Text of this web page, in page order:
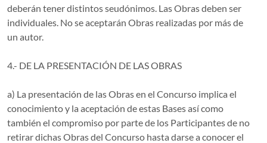
deberán tener distintos seudónimos. Las Obras deben ser
individuales. No se aceptarán Obras realizadas por más de
un autor.
4.- DE LA PRESENTACIÓN DE LAS OBRAS
a) La presentación de las Obras en el Concurso implica el
conocimiento y la aceptación de estas Bases así como
también el compromiso por parte de los Participantes de no
retirar dichas Obras del Concurso hasta darse a conocer el